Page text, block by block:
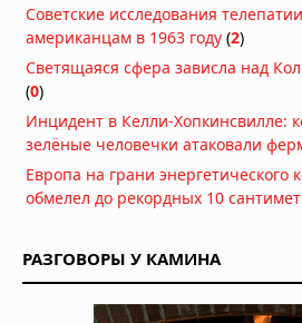
Вчера в 08:00
Аномалия
близнецов
вмешательство
Басаджаун:
научивший
металлургии
Вчера в 07:00
переживших
Советские исследования
американцам в 1963 году (2)
Светящаяся сфера зависла над
(0)
Инцидент в Келли-Хопкинсвилле:
зелёные человечки атаковали
Европа на грани энергетического
обмелел до рекордных 10
РАЗГОВОРЫ У КАМИНА